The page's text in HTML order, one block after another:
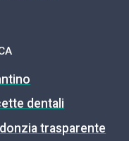
dentali
trasparente